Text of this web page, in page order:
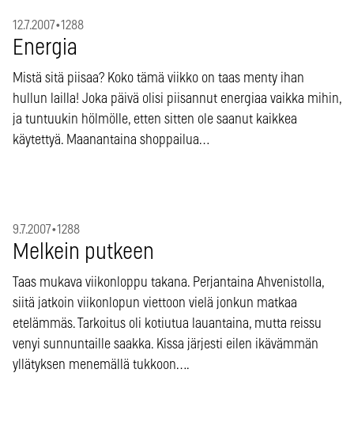
12.7.2007•1288
Energia
Mistä sitä piisaa? Koko tämä viikko on taas menty ihan
hullun lailla! Joka päivä olisi piisannut energiaa vaikka mihin,
ja tuntuukin hölmölle, etten sitten ole saanut kaikkea
käytettyä. Maanantaina shoppailua…
9.7.2007•1288
Melkein putkeen
Taas mukava viikonloppu takana. Perjantaina Ahvenistolla,
siitä jatkoin viikonlopun viettoon vielä jonkun matkaa
etelämmäs. Tarkoitus oli kotiutua lauantaina, mutta reissu
venyi sunnuntaille saakka. Kissa järjesti eilen ikävämmän
yllätyksen menemällä tukkoon….